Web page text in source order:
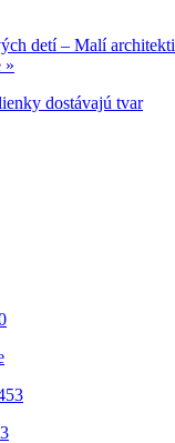
detí – Malí architekti
»